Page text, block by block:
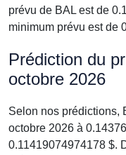
prévu de BAL est de
minimum prévu est de
Prédiction du
octobre 2026
Selon nos prédictions,
octobre 2026 à
0.11419074974178 $.